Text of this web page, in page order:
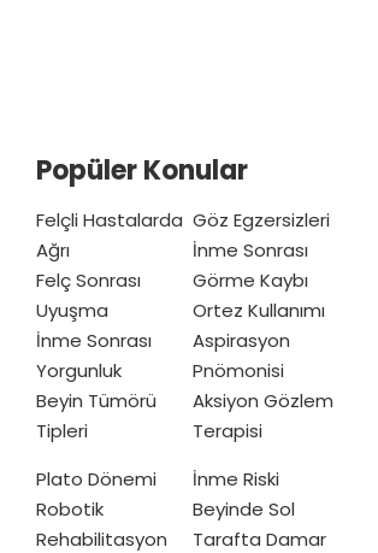
Popüler Konular
Felçli Hastalarda
Ağrı
Felç Sonrası
Uyuşma
İnme Sonrası
Yorgunluk
Beyin Tümörü
Tipleri
Göz Egzersizleri
İnme Sonrası
Görme Kaybı
Ortez Kullanımı
Aspirasyon
Pnömonisi
Aksiyon Gözlem
Terapisi
Plato Dönemi
Robotik
Rehabilitasyon
İnme Riski
Beyinde Sol
Tarafta Damar